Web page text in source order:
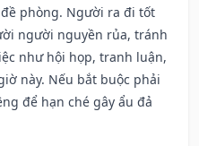
phòng. Người ra đi tốt
người nguyền rủa, tránh
như hội họp, tranh luận,
này. Nếu bắt buộc phải
để hạn ché gây ẩu đả